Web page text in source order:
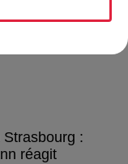
:
réagit